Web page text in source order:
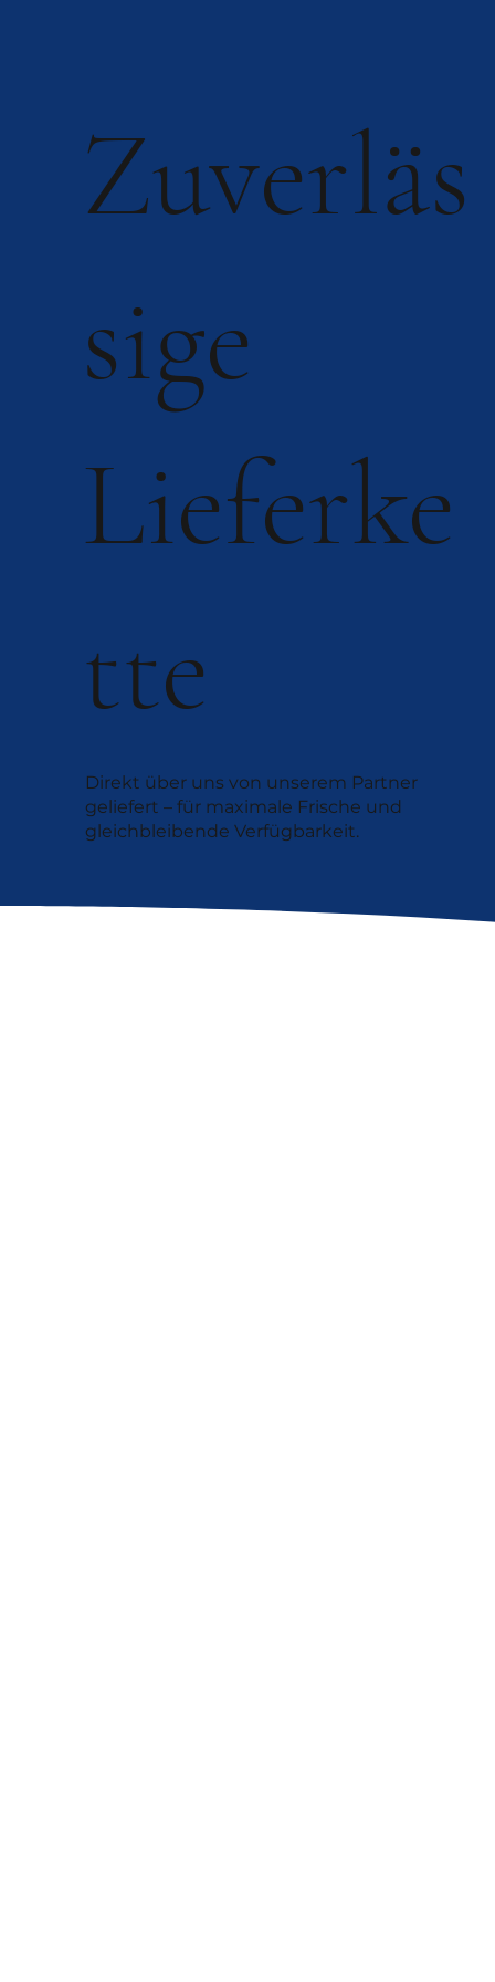
Zuverläs
sige
Lieferke
tte
Direkt über uns von unserem Partner
geliefert – für maximale Frische und
gleichbleibende Verfügbarkeit.